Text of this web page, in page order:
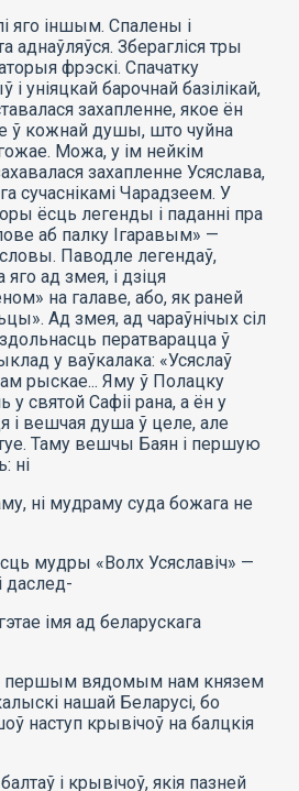
яго іншым. Спалены і
аднаўляўся. Зберагліся тры
фрэскі. Спачатку
уніяцкай барочнай базілікай,
захапленне, якое ён
ў кожнай душы, што чуйна
Можа, у ім нейкім
захапленне Усяслава,
сучаснікамі Чарадзеем. У
ёсць легенды і паданні пра
аб палку Ігаравым» —
Паводле легендаў,
яго ад змея, і дзіця
на галаве, або, як раней
Ад змея, ад чараўнічых сіл
ператварацца ў
у ваўкалака: «Усяслаў
рыскае... Яму ў Полацку
у святой Сафіі рана, а ён у
і вешчая душа ў целе, але
Таму вешчы Баян і першую
ні
ні мудраму суда божага не
мудры «Волх Усяславіч» —
даслед-
імя ад беларускага
першым вядомым нам князем
нашай Беларусі, бо
наступ крывічоў на балцкія
і крывічоў, якія пазней